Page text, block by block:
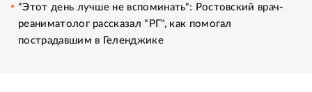
"Этот день лучше не вспоминать": Ростовский врач-
реаниматолог рассказал "РГ", как помогал
пострадавшим в Геленджике